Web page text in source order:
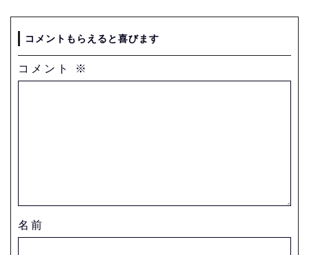
コメントもらえると喜びます
コメント ※
名前